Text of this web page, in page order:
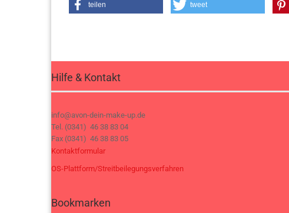
teilen tweet
Hilfe & Kontakt
info@avon-dein-make-up.de
Tel. (0341) 46 38 83 04
Fax (0341) 46 38 83 05
Kontaktformular
OS-Plattform/Streitbeilegungsverfahren
Bookmarken